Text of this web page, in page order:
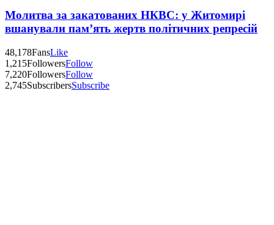
Молитва за закатованих НКВС: у Житомирі
вшанували пам’ять жертв політичних репресій
48,178FansLike
1,215FollowersFollow
7,220FollowersFollow
2,745SubscribersSubscribe